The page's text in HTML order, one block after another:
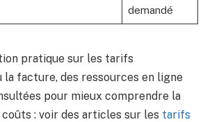
demandé
pratique sur les tarifs
la facture, des ressources en ligne
pour mieux comprendre la
: voir des articles sur les tarifs